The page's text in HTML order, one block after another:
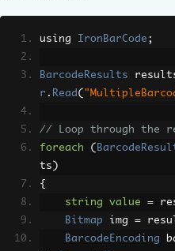
using IronBarCode ;
BarcodeResults
r . Read (
// Loop through the
foreach
(
ts )
{
string
value =
Bitmap img =
BarcodeEncoding